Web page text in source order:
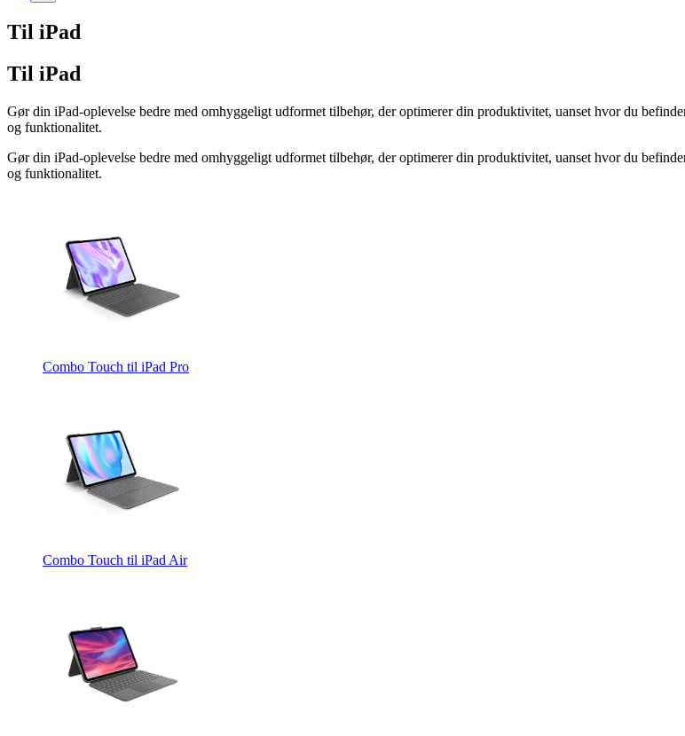
Til iPad
Til iPad
Gør din iPad-oplevelse bedre med omhyggeligt udformet tilbehør, der optimerer din produktivitet, uanset hvor du
og funktionalitet.
Gør din iPad-oplevelse bedre med omhyggeligt udformet tilbehør, der optimerer din produktivitet, uanset hvor du
og funktionalitet.
Combo Touch til iPad Pro
Combo Touch til iPad Air